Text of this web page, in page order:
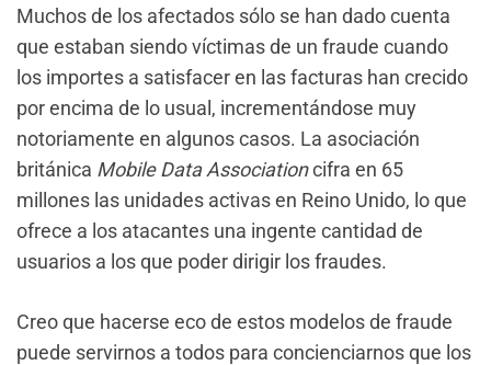
Muchos de los afectados sólo se han dado cuenta
que estaban siendo víctimas de un fraude cuando
los importes a satisfacer en las facturas han crecido
por encima de lo usual, incrementándose muy
notoriamente en algunos casos. La asociación
británica Mobile Data Associationcifra en 65
millones las unidades activas en Reino Unido, lo que
ofrece a los atacantes una ingente cantidad de
usuarios a los que poder dirigir los fraudes.
Creo que hacerse eco de estos modelos de fraude
puede servirnos a todos para concienciarnos que los